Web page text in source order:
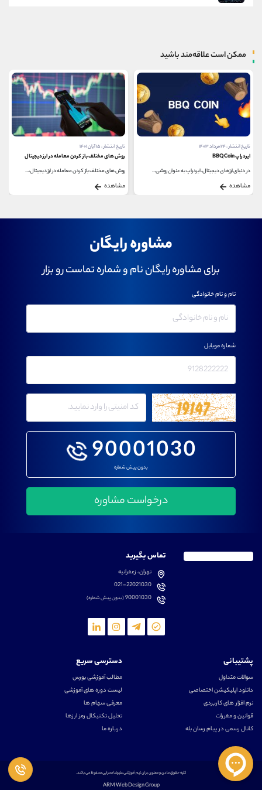
ممکن است علاقه‌مند باشید
تاریخ انتشار : ۱۵ آبان ۱۴۰۱
روش های مختلف باز کردن معامله در ارز دیجیتال
روش های مختلف باز کردن معامله در ارز دیجیتال،...
مشاهده
تاریخ انتشار : ۱۵ آذر ۱۴۰۰
گیت کوین (GTC) چیست؟
گیت کوین (GTC)، نوعی پلتفرم ارائه دهنده ارز دیجیتال...
مشاهده
مشاوره رایگان
برای مشاوره رایگان نام و شماره تماست رو بزار
90001030
بدون پیش شماره
نام و نام خانوادگی
شماره موبایل
تماس بگیرید
تهران، زعفرانیه
021-22021030
90001030(بدون پیش شماره)
پشتیبانی
سوالات متداول
دانلود اپلیکیشن اختصاصی
نرم افزار های کاربردی
قوانین و مقررات
کانال رسمی در پیام رسان بله
دسترسی سریع
مطالب آموزشی بورس
لیست دوره های آموزشی
معرفی سهام ها
تحلیل تکنیکال رمز ارزها
درباره ما
کلیه حقوق مادی و معنوی برای تیم آموزشی علیرضا محرابی محفوظ می باشد.
ARM Web Design Group